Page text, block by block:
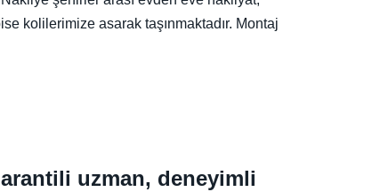
kolilerimize asarak taşınmaktadır. Montaj
uzman, deneyimli